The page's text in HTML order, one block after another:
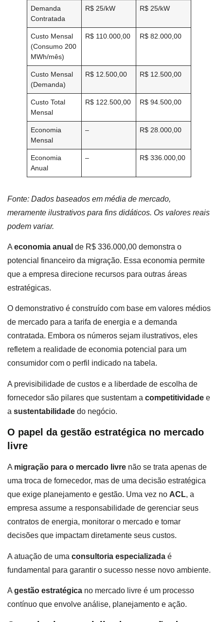
Demanda
Contratada
R$ 25/kW R$ 25/kW
Custo Mensal
(Consumo 200
MWh/mês)
R$ 110.000,00 R$ 82.000,00
Custo Mensal
(Demanda)
R$ 12.500,00 R$ 12.500,00
Custo Total
Mensal
R$ 122.500,00 R$ 94.500,00
Economia
Mensal
– R$ 28.000,00
Economia
Anual
– R$ 336.000,00
Fonte: Dados baseados em média de mercado,
meramente ilustrativos para fins didáticos. Os valores reais
podem variar.
A economia anual de R$ 336.000,00 demonstra o
potencial financeiro da migração. Essa economia permite
que a empresa direcione recursos para outras áreas
estratégicas.
O demonstrativo é construído com base em valores médios
de mercado para a tarifa de energia e a demanda
contratada. Embora os números sejam ilustrativos, eles
refletem a realidade de economia potencial para um
consumidor com o perfil indicado na tabela.
A previsibilidade de custos e a liberdade de escolha de
fornecedor são pilares que sustentam a competitividade e
a sustentabilidade do negócio.
O papel da gestão estratégica no mercado
livre
A migração para o mercado livre não se trata apenas de
uma troca de fornecedor, mas de uma decisão estratégica
que exige planejamento e gestão. Uma vez no ACL, a
empresa assume a responsabilidade de gerenciar seus
contratos de energia, monitorar o mercado e tomar
decisões que impactam diretamente seus custos.
A atuação de uma consultoria especializada é
fundamental para garantir o sucesso nesse novo ambiente.
A gestão estratégica no mercado livre é um processo
contínuo que envolve análise, planejamento e ação.